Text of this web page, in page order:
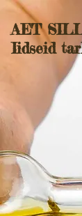
AET
Iidseid